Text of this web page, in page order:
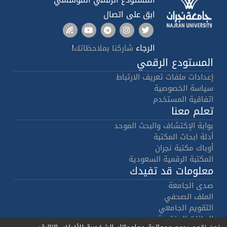
ابق على اتصال
الرجاء شاركنا بملاحظاتك!
المستودع الرقمي
إعدادات ملفات تعريف الارتباط
سياسة الخصوصية
اتفاقية المستخدم
تعلم معنا
بوابة الإكتشاف والبحث الموحد
أدلة ابحاث المكتبة
أوباك مكتبة نجران
المكتبة الرقمية السعودية
معلومات قد تفيدك
صدى الجامعة
الملف الصحفي
التقويم الجامعي
البيانات المفتوحة